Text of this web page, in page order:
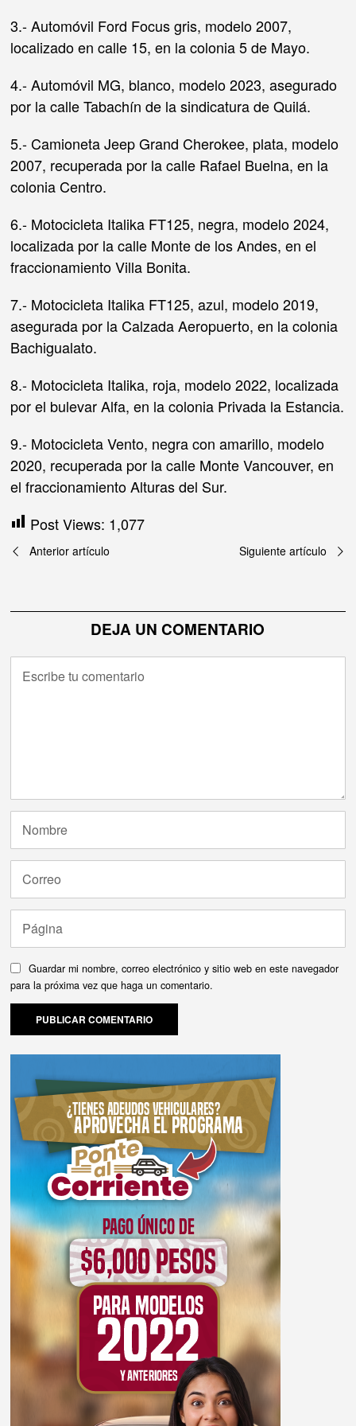
3.- Automóvil Ford Focus gris, modelo 2007,
localizado en calle 15, en la colonia 5 de Mayo.
4.- Automóvil MG, blanco, modelo 2023, asegurado
por la calle Tabachín de la sindicatura de Quilá.
5.- Camioneta Jeep Grand Cherokee, plata, modelo
2007, recuperada por la calle Rafael Buelna, en la
colonia Centro.
6.- Motocicleta Italika FT125, negra, modelo 2024,
localizada por la calle Monte de los Andes, en el
fraccionamiento Villa Bonita.
7.- Motocicleta Italika FT125, azul, modelo 2019,
asegurada por la Calzada Aeropuerto, en la colonia
Bachigualato.
8.- Motocicleta Italika, roja, modelo 2022, localizada
por el bulevar Alfa, en la colonia Privada la Estancia.
9.- Motocicleta Vento, negra con amarillo, modelo
2020, recuperada por la calle Monte Vancouver, en
el fraccionamiento Alturas del Sur.
Post Views: 1,077
Navegación
entradas
Anterior artículo Siguiente artículo
DEJA UN COMENTARIO
Guardar mi nombre, correo electrónico y sitio web en este navegador
para la próxima vez que haga un comentario.